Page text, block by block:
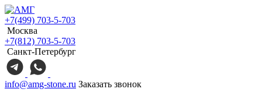
+7(499) 703-5-703
Москва
+7(812) 703-5-703
Санкт-Петербург
info@amg-stone.ru Заказать звонок